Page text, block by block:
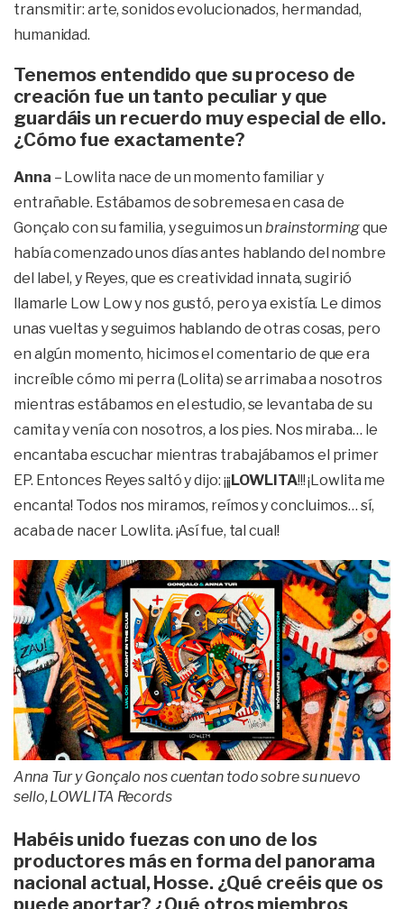
transmitir: arte, sonidos evolucionados, hermandad,
humanidad.
Tenemos entendido que su proceso de
creación fue un tanto peculiar y que
guardáis un recuerdo muy especial de ello.
¿Cómo fue exactamente?
Anna – Lowlita nace de un momento familiar y
entrañable. Estábamos de sobremesa en casa de
Gonçalo con su familia, y seguimos unbrainstormingque
había comenzado unos días antes hablando del nombre
del label, y Reyes, que es creatividad innata, sugirió
llamarle Low Low y nos gustó, pero ya existía. Le dimos
unas vueltas y seguimos hablando de otras cosas, pero
en algún momento, hicimos el comentario de que era
increíble cómo mi perra (Lolita) se arrimaba a nosotros
mientras estábamos en el estudio, se levantaba de su
camita y venía con nosotros, a los pies. Nos miraba… le
encantaba escuchar mientras trabajábamos el primer
EP. Entonces Reyes saltó y dijo: ¡¡¡LOWLITA!!! ¡Lowlita me
encanta! Todos nos miramos, reímos y concluimos… sí,
acaba de nacer Lowlita. ¡Así fue, tal cual!
Anna Tur y Gonçalo nos cuentan todo sobre su nuevo
sello, LOWLITA Records
Habéis unido fuezas con uno de los
productores más en forma del panorama
nacional actual, Hosse. ¿Qué creéis que os
puede aportar? ¿Qué otros miembros